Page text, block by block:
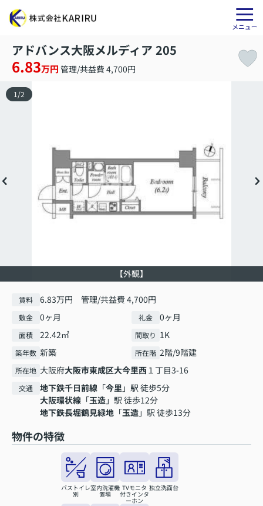
アドバンス大阪メルディア 205
6.83万円 管理/共益費 4,700円
【外観】
1 /2
賃料 6.83万円 管理/共益費 4,700円
敷金 0ヶ月 礼金 0ヶ月
面積 22.42㎡ 間取り 1K
築年数 新築 所在階 2階/9階建
所在地 大阪府大阪市東成区大今里西１丁目3-16
交通 地下鉄千日前線 「今里」駅 徒歩5分
大阪環状線 「玉造」駅 徒歩12分
地下鉄長堀鶴見緑地 「玉造」駅 徒歩13分
物件の特徴
バストイレ
別
室内洗濯機
置場
TVモニタ
付きインタ
ーホン
独立洗面台